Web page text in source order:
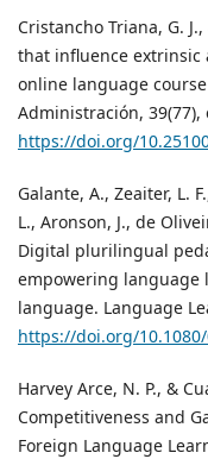
Cristancho Triana, G.
that influence
online language
Administración, 39(77),
https://doi.org/
Galante, A., Zeaiter, L.
L., Aronson, J., de
Digital plurilingual
empowering language
language. Language
https://doi.org/10.1080/
Harvey Arce, N. P., &
Competitiveness and
Foreign Language